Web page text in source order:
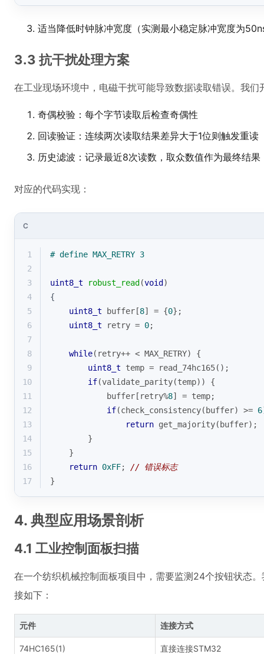
适当降低时钟脉冲宽度（实测最小稳定脉冲宽度为
3.3 抗干扰处理方案
在工业现场环境中，电磁干扰可能导致数据读取错误。我们
奇偶校验：每个字节读取后检查奇偶性
回读验证：连续两次读取结果差异大于1位则触发重读
历史滤波：记录最近8次读数，取众数值作为最终结果
对应的代码实现：
C
1 # define MAX_RETRY 3
2
3
uint8_t robust_read (void )
4
{
5
uint8_t buffer[8] = {0};
6
uint8_t retry = 0;
7
8
while(retry++ < MAX_RETRY) {
9
uint8_t temp = read_74hc165();
10
if(validate_parity(temp)) {
11
            buffer[retry%
8] = temp;
12
if(check_consistency(buffer) >= 6
13
return get_majority(buffer);
14
        }
15
    }
16
return 0xFF; // 错误标志
17
}
4. 典型应用场景剖析
4.1 工业控制面板扫描
在一个纺织机械控制面板项目中，需要监测24个按钮状态
接如下：
元件 连接方式
74HC165(1) 直接连接STM32